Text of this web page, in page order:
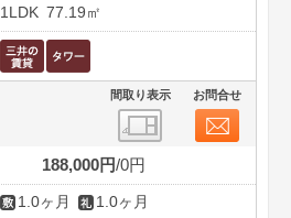
1LDK 77.19㎡
間取り表示 お問合せ
188,000円 0円
1.0ヶ月 1.0ヶ月